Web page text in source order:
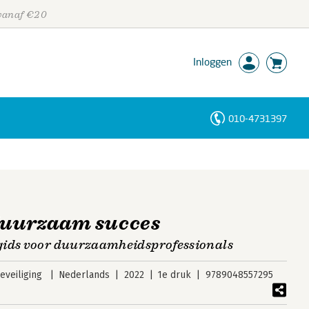
€20
Inloggen
010-4731397
succes
voor duurzaamheidsprofessionals
Nederlands 2022 1e druk 9789048557295
Personen